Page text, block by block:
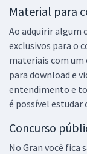
Material para
Ao adquirir algum
exclusivos para o
materiais com um
para download e
entendimento e
é possível estudar
Concurso
No Gran você fica